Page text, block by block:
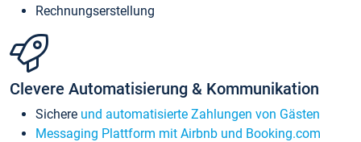
Rechnungserstellung
Clevere Automatisierung & Kommunikation
Sichere und automatisierte Zahlungen von Gästen
Messaging Plattform mit Airbnb und Booking.com